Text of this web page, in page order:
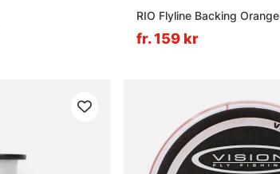
RIO Flyline Backing Orange
fr. 159 kr